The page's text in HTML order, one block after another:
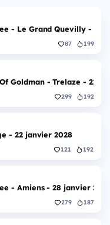
- Le Grand Quevilly - 29
87 199
Goldman - Trelaze - 21
299 192
- 22 janvier 2028
121 192
- Amiens - 28 janvier
279 187